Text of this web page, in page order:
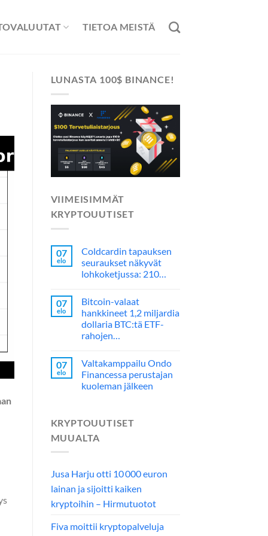
TIETOA MEISTÄ
LUNASTA 100$ BINANCE!
VIIMEISIMMÄT
KRYPTOUUTISET
07
elo
Coldcardin tapauksen
seuraukset näkyvät
lohkoketjussa: 210…
07
elo
Bitcoin-valaat
hankkineet 1,2 miljardia
dollaria BTC:tä ETF-
rahojen…
07
elo
Valtakamppailu Ondo
Financessa perustajan
kuoleman jälkeen
KRYPTOUUTISET
MUUALTA
Jusa Harju otti 10 000 euron
lainan ja sijoitti kaiken
kryptoihin – Hirmutuotot
Fiva moittii kryptopalveluja